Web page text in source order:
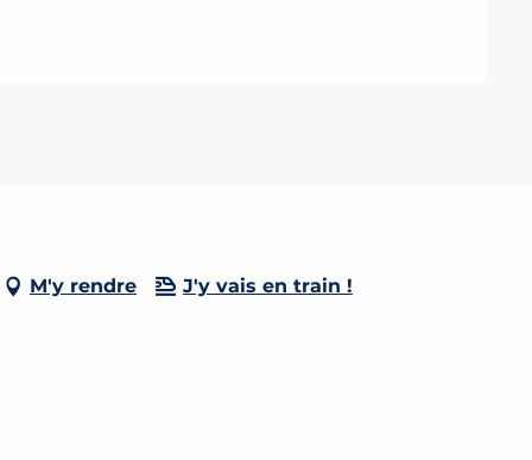
M'y rendre J'y vais en train !